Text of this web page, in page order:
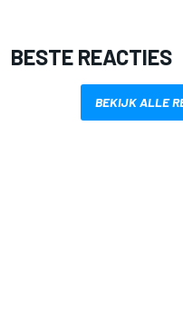
BESTE REACTIES
BEKIJK ALLE